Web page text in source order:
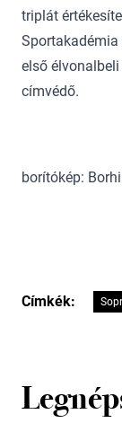
triplát
Sportakadémia
első
címvédő.
borítókép:
Címkék: